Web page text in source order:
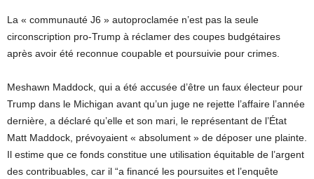
La « communauté J6 » autoproclamée n’est pas la seule
circonscription pro-Trump à réclamer des coupes budgétaires
après avoir été reconnue coupable et poursuivie pour crimes.
Meshawn Maddock, qui a été accusée d’être un faux électeur pour
Trump dans le Michigan avant qu’un juge ne rejette l’affaire l’année
dernière, a déclaré qu’elle et son mari, le représentant de l’État
Matt Maddock, prévoyaient « absolument » de déposer une plainte.
Il estime que ce fonds constitue une utilisation équitable de l’argent
des contribuables, car il “a financé les poursuites et l’enquête